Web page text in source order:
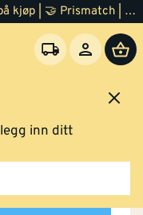
🚚 Fri frakt over 20 000 kr | 💰 Bonus på kjøp | 🤝 Prismatch | ⭐ 100% fornøyd garanti | 🏪 140 byggevarehus
inn ditt